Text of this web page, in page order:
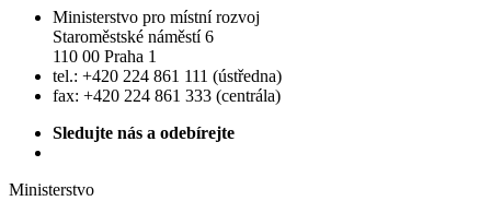
Ministerstvo pro místní rozvoj
Staroměstské náměstí 6
110 00 Praha 1
tel.: +420 224 861 111 (ústředna)
fax: +420 224 861 333 (centrála)
Sledujte nás a odebírejte
Ministerstvo